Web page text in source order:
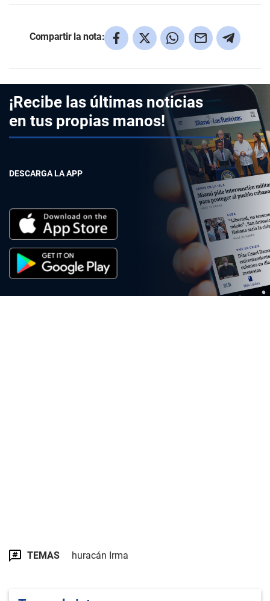
Compartir la nota:
¡Recibe las últimas noticias
en tus propias manos!
DESCARGA LA APP
TEMAS huracán Irma